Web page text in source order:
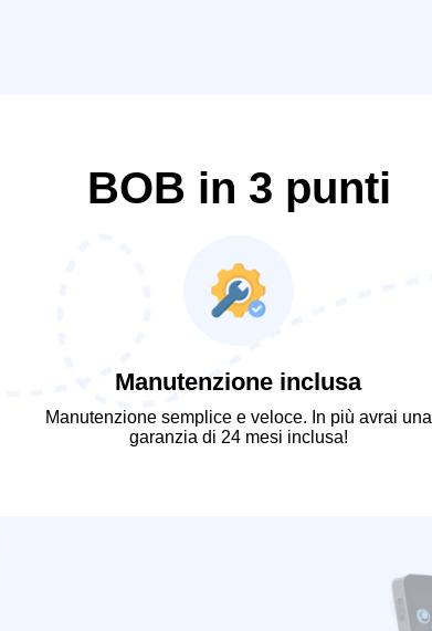
BOB in 3 punti
Manutenzione inclusa
Manutenzione semplice e veloce. In più avrai una
garanzia di 24 mesi inclusa!